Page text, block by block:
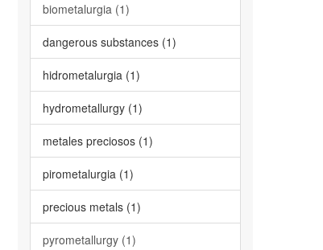
biometalurgia (1)
dangerous substances (1)
hidrometalurgia (1)
hydrometallurgy (1)
metales preciosos (1)
pirometalurgia (1)
precious metals (1)
pyrometallurgy (1)